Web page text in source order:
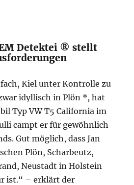
Detektei ® stellt
Kiel unter Kontrolle zu
idyllisch in Plön *, hat
Typ VW T5 California im
campt er für gewöhnlich
Gut möglich, dass Jan
Plön, Scharbeutz,
Neustadt in Holstein
ist.“ – erklärt der